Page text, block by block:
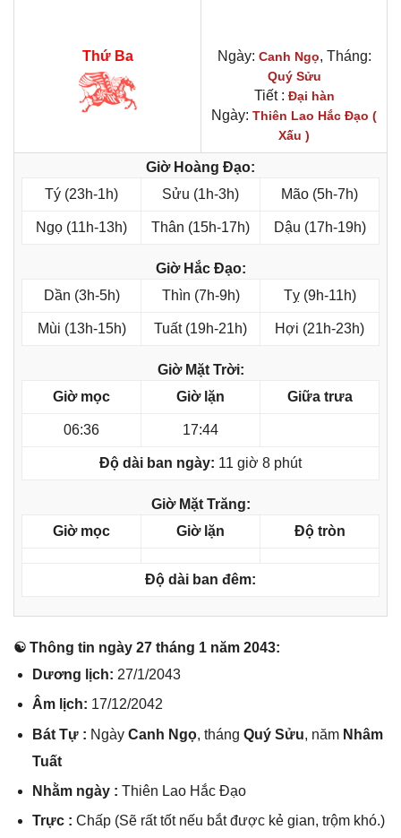
Thứ Ba Ngày: Canh Ngọ, Tháng:
Quý Sửu
Tiết : Đại hàn
Ngày: Thiên Lao Hắc Đạo (
Xấu )
Giờ Hoàng Đạo:
Tý (23h-1h)
Sửu (1h-3h) Mão (5h-7h)
Ngọ (11h-13h) Thân (15h-17h) Dậu (17h-19h)
Giờ Hắc Đạo:
Dần (3h-5h)
Thìn (7h-9h) Tỵ (9h-11h)
Mùi (13h-15h) Tuất (19h-21h) Hợi (21h-23h)
Giờ Mặt Trời:
Giờ mọc
Giờ lặn Giữa trưa
06:36 17:44
Độ dài ban ngày: 11 giờ 8 phút
Giờ Mặt Trăng:
Giờ mọc
Giờ lặn Độ tròn
Độ dài ban đêm:
☯ Thônɡ tin ngày 27 thánɡ 1 năm 2043:
Dươnɡ lịch: 27/1/2043
Âm lịch: 17/12/2042
Bát Tự : Ngày Canh Ngọ, thánɡ Quý Sửu, năm Nhâm
Tuất
Nhằm ngày : Thiên Lao Hắc Đạo
Trực : Chấp (Sẽ rất tốt nếu bắt được kẻ ɡian, trộm khó.)